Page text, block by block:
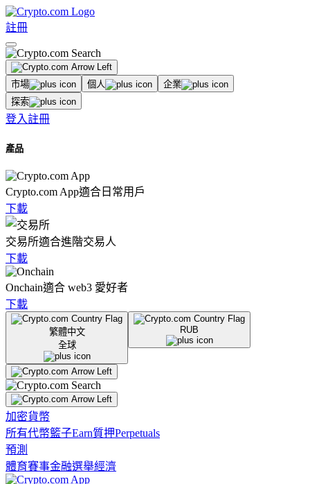
註冊
市場 個人
企業
探索
登入註冊
產品
Crypto.com App適合日常用戶
下載
交易所適合進階交易人
下載
Onchain適合 web3 愛好者
下載
繁體中文
全球
RUB
加密貨幣
所有代幣籃子Earn質押Perpetuals
預測
體育賽事金融選舉經濟